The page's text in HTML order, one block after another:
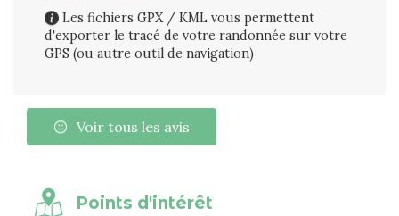
Les fichiers GPX / KML vous permettent
d'exporter le tracé de votre randonnée sur votre
GPS (ou autre outil de navigation)
Voir tous les avis
Points d'intérêt